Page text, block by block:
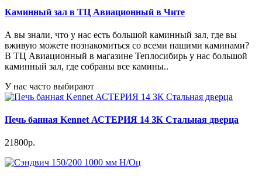
Каминный зал в ТЦ Авиационный в Чите
А вы знали, что у нас есть большой каминный зал, где вы
вживую можете познакомиться со всеми нашими каминами?
В ТЦ Авиационный в магазине Теплосибирь у нас большой
каминный зал, где собраны все камины..
У нас часто выбирают
Печь банная Kennet АСТЕРИЯ 14 ЗК Стальная дверца
21800р.